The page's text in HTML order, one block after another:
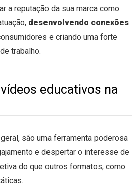
a reputação da sua marca como
desenvolvendo conexões
e criando uma forte
trabalho.
educativos na
são uma ferramenta poderosa
e despertar o interesse de
do que outros formatos, como